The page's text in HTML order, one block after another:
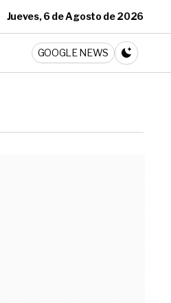
Jueves, 6 de Agosto de 2026
GOOGLE NEWS
CAMBIA A